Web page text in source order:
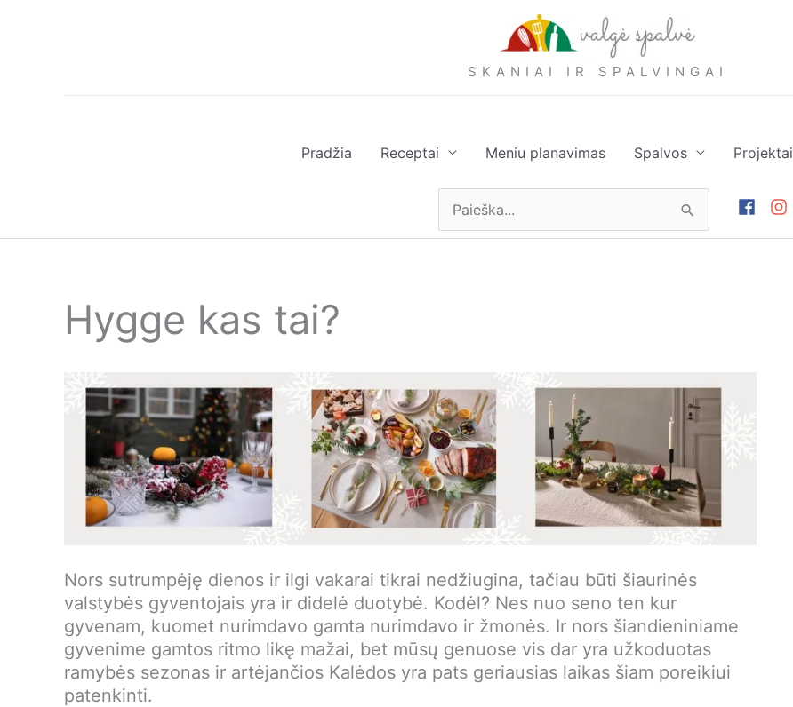
SKANIAI IR SPALVINGAI
Pradžia Receptai Meniu planavimas Spalvos Projektai
Ieškoti:
Hygge kas tai?
Nors sutrumpėję dienos ir ilgi vakarai tikrai nedžiugina, tačiau būti šiaurinės
valstybės gyventojais yra ir didelė duotybė. Kodėl? Nes nuo seno ten kur
gyvenam, kuomet nurimdavo gamta nurimdavo ir žmonės. Ir nors šiandieniniame
gyvenime gamtos ritmo likę mažai, bet mūsų genuose vis dar yra užkoduotas
ramybės sezonas ir artėjančios Kalėdos yra pats geriausias laikas šiam poreikiui
patenkinti.